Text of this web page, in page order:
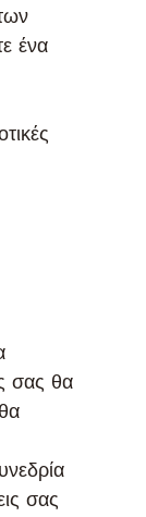
ένα
σας θα
σας